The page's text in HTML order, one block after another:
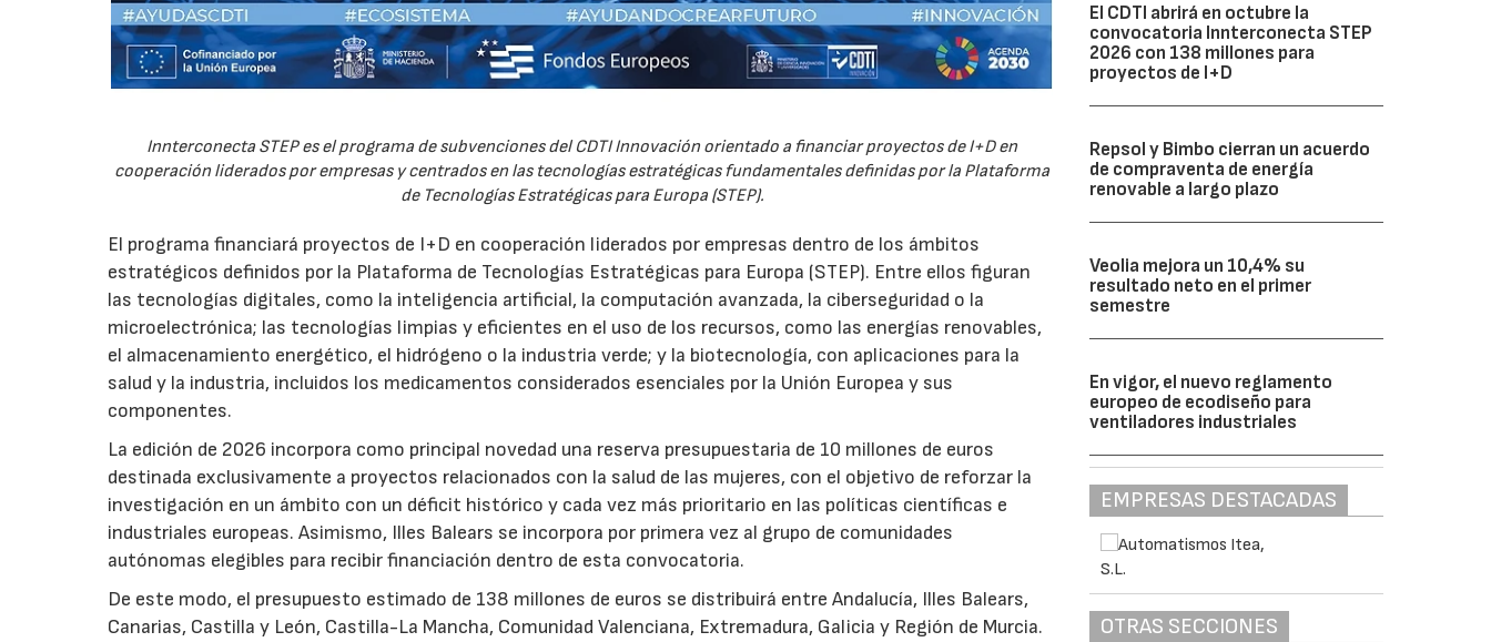
Innterconecta STEP es el programa de subvenciones del CDTI Innovación orientado a financiar proyectos de I+D en
cooperación liderados por empresas y centrados en las tecnologías estratégicas fundamentales definidas por la Plataforma
de Tecnologías Estratégicas para Europa (STEP).
El programa financiará proyectos de I+D en cooperación liderados por empresas dentro de los ámbitos
estratégicos definidos por la Plataforma de Tecnologías Estratégicas para Europa (STEP). Entre ellos figuran
las tecnologías digitales, como la inteligencia artificial, la computación avanzada, la ciberseguridad o la
microelectrónica; las tecnologías limpias y eficientes en el uso de los recursos, como las energías renovables,
el almacenamiento energético, el hidrógeno o la industria verde; y la biotecnología, con aplicaciones para la
salud y la industria, incluidos los medicamentos considerados esenciales por la Unión Europea y sus
componentes.
La edición de 2026 incorpora como principal novedad una reserva presupuestaria de 10 millones de euros
destinada exclusivamente a proyectos relacionados con la salud de las mujeres, con el objetivo de reforzar la
investigación en un ámbito con un déficit histórico y cada vez más prioritario en las políticas científicas e
industriales europeas. Asimismo, Illes Balears se incorpora por primera vez al grupo de comunidades
autónomas elegibles para recibir financiación dentro de esta convocatoria.
De este modo, el presupuesto estimado de 138 millones de euros se distribuirá entre Andalucía, Illes Balears,
Canarias, Castilla y León, Castilla-La Mancha, Comunidad Valenciana, Extremadura, Galicia y Región de Murcia.
El CDTI abrirá en octubre la
convocatoria Innterconecta STEP
2026 con 138 millones para
proyectos de I+D
Repsol y Bimbo cierran un acuerdo
de compraventa de energía
renovable a largo plazo
Veolia mejora un 10,4% su
resultado neto en el primer
semestre
En vigor, el nuevo reglamento
europeo de ecodiseño para
ventiladores industriales
EMPRESAS DESTACADAS
OTRAS SECCIONES